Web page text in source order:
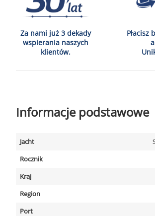
Za nami już 3 dekady
wspierania naszych
klientów.
Płacisz
Informacje podstawowe
Jacht
Rocznik
Kraj
Region
Port